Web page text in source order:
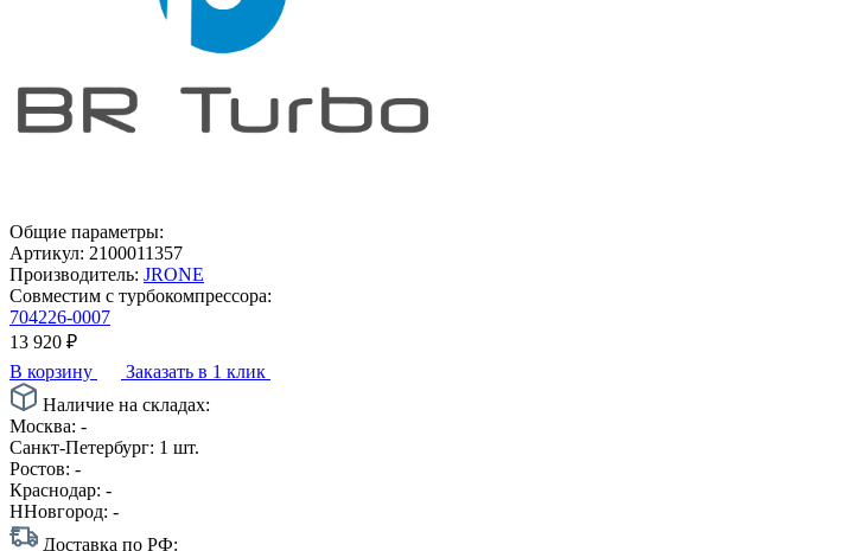
Общие параметры:
Артикул: 2100011357
Производитель: JRONE
Совместим с турбокомпрессора:
704226-0007
13 920 ₽
В корзину
Заказать в 1 клик
Наличие на складах:
Москва: -
Санкт-Петербург: 1 шт.
Ростов: -
Краснодар: -
ННовгород: -
Доставка по РФ: